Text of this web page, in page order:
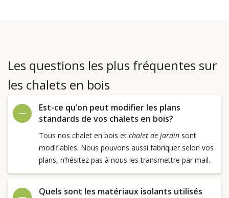
Les questions les plus fréquentes sur
les chalets en bois
Est-ce qu’on peut modifier les plans
standards de vos chalets en bois?
Tous nos chalet en bois et chalet de jardinsont
modifiables. Nous pouvons aussi fabriquer selon vos
plans, n’hésitez pas à nous les transmettre par mail.
Quels sont les matériaux isolants utilisés